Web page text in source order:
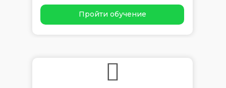
Пройти обучение